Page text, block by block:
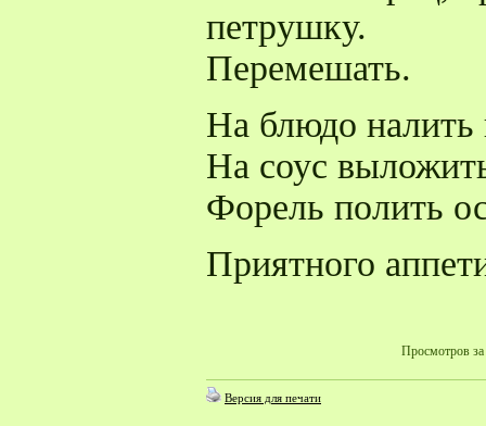
петрушку.
Перемешать.
На блюдо налить
На соус
Форель полить
Приятного
Просмотров за
Версия для печати